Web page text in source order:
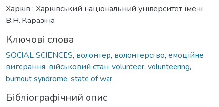
Харків : Харківський національний університет імені
В.Н. Каразіна
Ключові слова
SOCIAL SCIENCES, волонтер, волонтерство, емоційне
вигорання, військовий стан, volunteer, volunteering,
burnout syndrome, state of war
Бібліографічний опис